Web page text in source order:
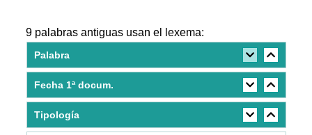
9 palabras antiguas usan el lexema:
Palabra
Fecha 1ª docum.
Tipología